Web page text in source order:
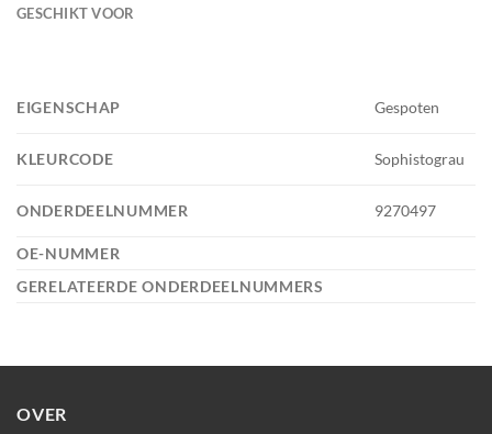
GESCHIKT VOOR
EIGENSCHAP Gespoten
KLEURCODE Sophistograu
ONDERDEELNUMMER 9270497
OE-NUMMER
GERELATEERDE ONDERDEELNUMMERS
OVER